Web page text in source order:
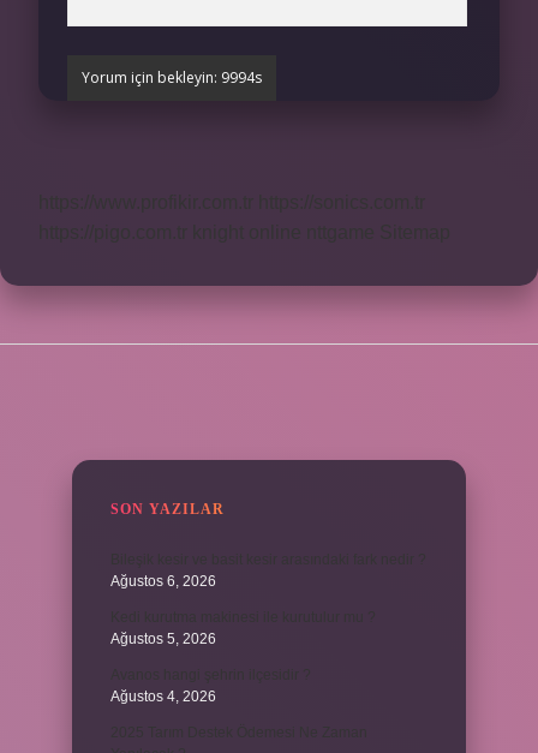
SON YAZILAR
Ağustos 6, 2026
Ağustos 5, 2026
Ağustos 4, 2026